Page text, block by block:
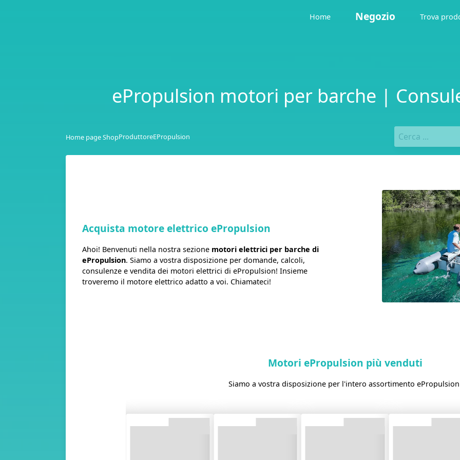
Home Negozio Trova
ePropulsion motori per barche |
Home page ShopProduttoreEPropulsion
Acquista motore elettrico ePropulsion
Ahoi! Benvenuti nella nostra sezione motori elettrici per barche di
ePropulsion. Siamo a vostra disposizione per domande, calcoli,
consulenze e vendita dei motori elettrici di ePropulsion! Insieme
troveremo il motore elettrico adatto a voi. Chiamateci!
Motori ePropulsion più venduti
Siamo a vostra disposizione per l'intero assortimento